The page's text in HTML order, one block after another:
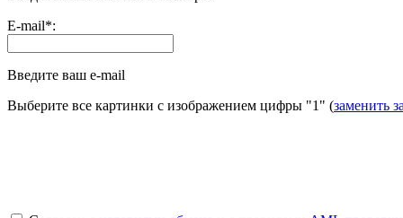
E-mail*:
Введите ваш e-mail
Выберите все картинки с изображением цифры "1" (заменить